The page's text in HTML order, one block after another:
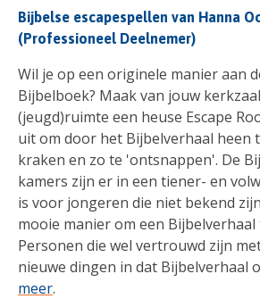
Bijbelse escapespellen van Hanna
(Professioneel Deelnemer)
Wil je op een originele manier aan
Bijbelboek? Maak van jouw
(jeugd)ruimte een heuse Escape
uit om door het Bijbelverhaal heen
kraken en zo te 'ontsnappen'. De
kamers zijn er in een tiener- en
is voor jongeren die niet bekend
mooie manier om een
Personen die wel vertrouwd zijn
nieuwe dingen in dat Bijbelverhaal
meer.